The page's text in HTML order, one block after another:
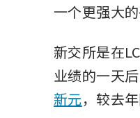
一个更强大
新交所是在
业绩的一天
新元，较去